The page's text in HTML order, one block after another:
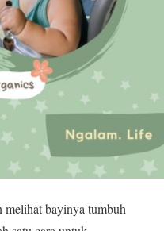
melihat bayinya tumbuh